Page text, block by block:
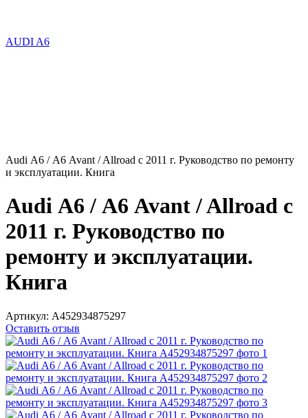
AUDI A6
Audi А6 / А6 Avant / Allroad с 2011 г. Руководство по ремонту
и эксплуатации. Книга
Audi А6 / А6 Avant / Allroad с
2011 г. Руководство по
ремонту и эксплуатации.
Книга
Артикул: A452934875297
Оставить отзыв